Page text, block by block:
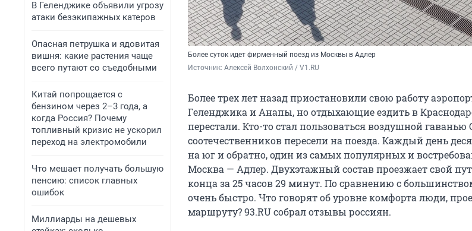
В Геленджике объявили угрозу
атаки безэкипажных катеров
Опасная петрушка и ядовитая
вишня: какие растения чаще
всего путают со съедобными
Китай попрощается с
бензином через 2–3 года, а
когда Россия? Почему
топливный кризис не ускорил
переход на электромобили
Что мешает получать большую
пенсию: список главных
ошибок
Миллиарды на дешевых
Более суток идет фирменный поезд из Москвы в Адлер
Источник: Алексей Волхонский / V1.RU
Более трех лет назад приостановили свою работу
Геленджика и Анапы, но отдыхающие ездить в
перестали. Кто-то стал пользоваться воздушной
соотечественников пересели на поезда. Каждый день
на юг и обратно, один из самых популярных и
Москва — Адлер. Двухэтажный состав проезжает свой
конца за 25 часов 29 минут. По сравнению с
очень быстро. Что говорят об уровне комфорта люди,
маршруту? 93.RU собрал отзывы россиян.